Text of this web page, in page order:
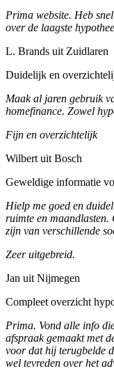
Prima website. Heb
over de laagste
L. Brands uit Zuidlaren
Duidelijk en
Maak al jaren gebruik
homefinance. Zowel
Fijn en overzichtelijk
Wilbert uit Bosch
Geweldige informatie
Hielp me goed en
ruimte en maandlasten.
zijn van verschillende
Zeer uitgebreid.
Jan uit Nijmegen
Compleet overzicht
Prima. Vond alle info
afspraak gemaakt met
voor dat hij terugbelde
wel tevreden over het